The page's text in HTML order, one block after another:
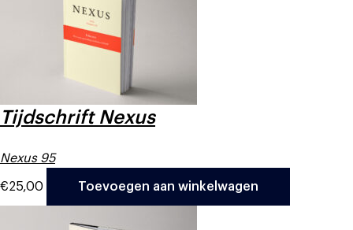
Tijdschrift Nexus
Nexus 95
€25,00 Toevoegen aan winkelwagen